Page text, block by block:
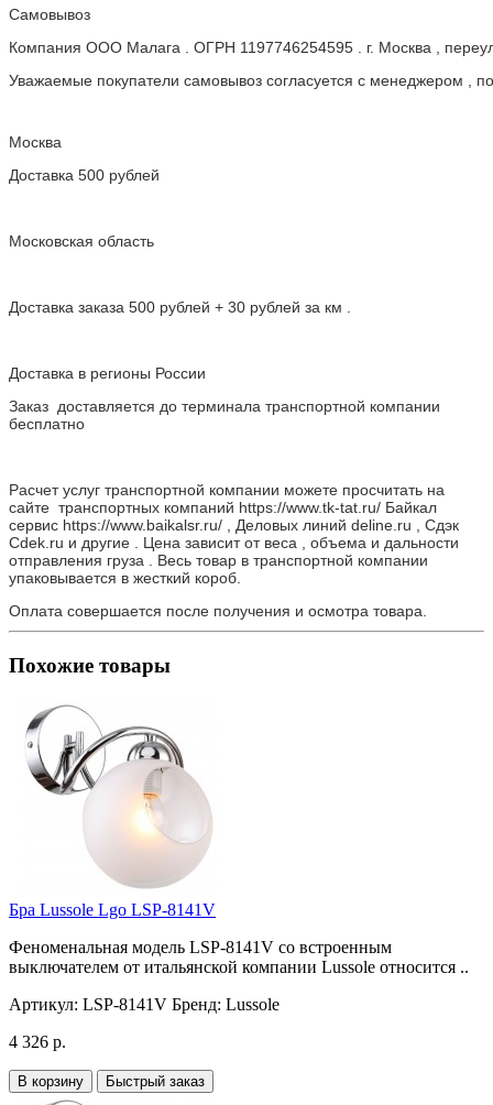
Самовывоз
Компания ООО Малага . ОГРН 1197746254595 . г. Москва ,
Уважаемые покупатели самовывоз согласуется с менеджером ,
Москва
Доставка 500 рублей
Московская область
Доставка заказа 500 рублей + 30 рублей за км .
Доставка в регионы России
Заказ доставляется до терминала транспортной компании
бесплатно
Расчет услуг транспортной компании можете просчитать на
сайте транспортных компаний https://www.tk-tat.ru/ Байкал
сервис https://www.baikalsr.ru/ , Деловых линий deline.ru , Сдэк
Cdek.ru и другие . Цена зависит от веса , объема и дальности
отправления груза . Весь товар в транспортной компании
упаковывается в жесткий короб.
Оплата совершается после получения и осмотра товара.
Похожие товары
Бра Lussole Lgo LSP-8141V
Феноменальная модель LSP-8141V со встроенным
выключателем от итальянской компании Lussole относится ..
Артикул: LSP-8141V Бренд: Lussole
4 326 р.
В корзину Быстрый заказ